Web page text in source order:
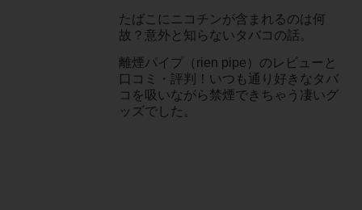
たばこにニコチンが含まれるのは何
故？意外と知らないタバコの話。
離煙パイプ（rien pipe）のレビューと
口コミ・評判！いつも通り好きなタバ
コを吸いながら禁煙できちゃう凄いグ
ッズでした。